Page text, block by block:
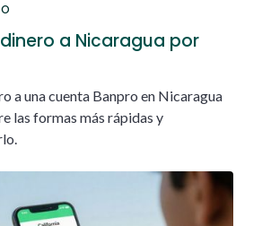
a Nicaragua por
a una cuenta Banpro en Nicaragua
las formas más rápidas y